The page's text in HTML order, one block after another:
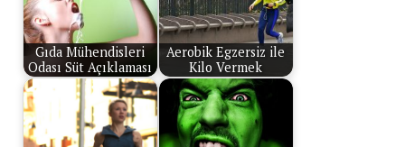
Gıda Mühendisleri
Odası Süt Açıklaması
Aerobik Egzersiz ile
Kilo Vermek